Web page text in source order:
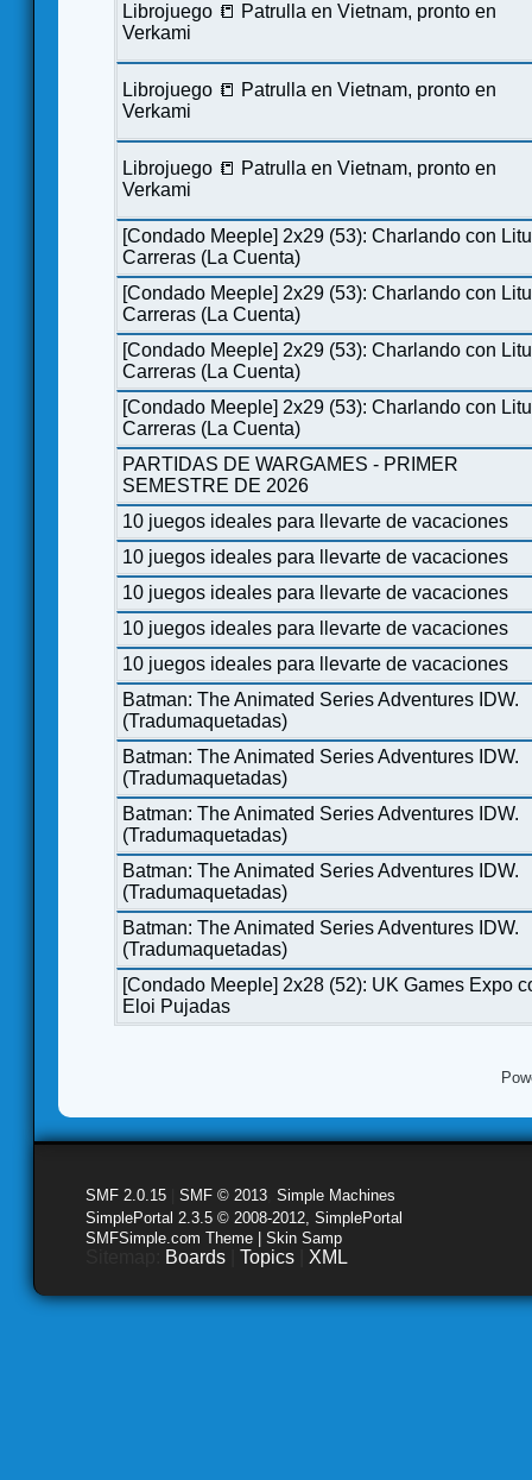
Librojuego 📒 Patrulla en Vietnam, pronto en
Verkami
Librojuego 📒 Patrulla en Vietnam, pronto en
Verkami
Librojuego 📒 Patrulla en Vietnam, pronto en
Verkami
[Condado Meeple] 2x29 (53): Charlando con
Carreras (La Cuenta)
[Condado Meeple] 2x29 (53): Charlando con
Carreras (La Cuenta)
[Condado Meeple] 2x29 (53): Charlando con
Carreras (La Cuenta)
[Condado Meeple] 2x29 (53): Charlando con
Carreras (La Cuenta)
PARTIDAS DE WARGAMES - PRIMER
SEMESTRE DE 2026
10 juegos ideales para llevarte de vacaciones
10 juegos ideales para llevarte de vacaciones
10 juegos ideales para llevarte de vacaciones
10 juegos ideales para llevarte de vacaciones
10 juegos ideales para llevarte de vacaciones
Batman: The Animated Series Adventures IDW.
(Tradumaquetadas)
Batman: The Animated Series Adventures IDW.
(Tradumaquetadas)
Batman: The Animated Series Adventures IDW.
(Tradumaquetadas)
Batman: The Animated Series Adventures IDW.
(Tradumaquetadas)
Batman: The Animated Series Adventures IDW.
(Tradumaquetadas)
[Condado Meeple] 2x28 (52): UK Games Expo
Eloi Pujadas
SMF 2.0.15 SMF © 2013 Simple Machines
SimplePortal 2.3.5 © 2008-2012, SimplePortal
SMFSimple.com Theme | Skin Samp
Boards Topics XML